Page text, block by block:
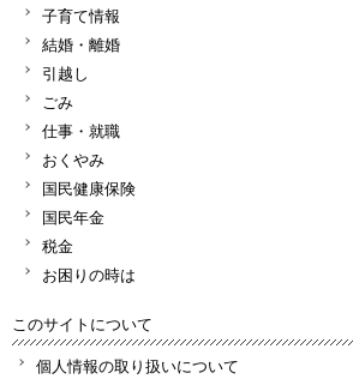
子育て情報
結婚・離婚
引越し
ごみ
仕事・就職
おくやみ
国民健康保険
国民年金
税金
お困りの時は
このサイトについて
個人情報の取り扱いについて